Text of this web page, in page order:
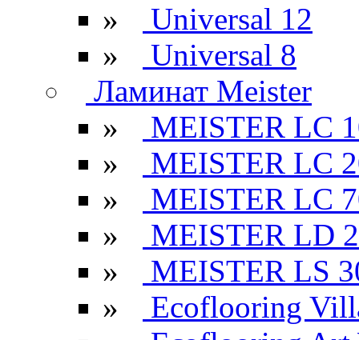
»
Universal 12
»
Universal 8
Ламинат Meister
»
MEISTER LC
»
MEISTER LC
»
MEISTER LC
»
MEISTER LD
»
MEISTER LS
»
Ecoflooring